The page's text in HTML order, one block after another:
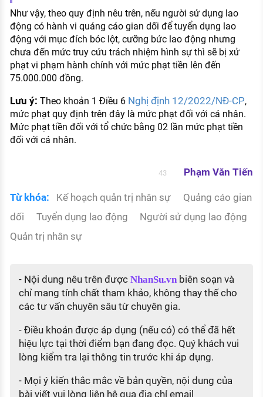
Như vậy, theo quy định nêu trên, nếu người sử dụng lao
động có hành vi quảng cáo gian dối để tuyển dụng lao
động với mục đích bóc lột, cưỡng bức lao động nhưng
chưa đến mức truy cứu trách nhiệm hình sự thì sẽ bị xử
phạt vi phạm hành chính với mức phạt tiền lên đến
75.000.000 đồng.
Lưu ý: Theo khoản 1 Điều 6 Nghị định 12/2022/NĐ-CP,
mức phạt quy định trên đây là mức phạt đối với cá nhân.
Mức phạt tiền đối với tổ chức bằng 02 lần mức phạt tiền
đối với cá nhân.
43 Phạm Văn Tiến
Từ khóa: Kế hoạch quản trị nhân sự
Quảng cáo gian
dối
Tuyển dụng lao động
Người sử dụng lao động
Quản trị nhân sự
- Nội dung nêu trên được NhanSu.vnbiên soạn và
chỉ mang tính chất tham khảo, không thay thế cho
các tư vấn chuyên sâu từ chuyên gia.
- Điều khoản được áp dụng (nếu có) có thể đã hết
hiệu lực tại thời điểm bạn đang đọc. Quý khách vui
lòng kiểm tra lại thông tin trước khi áp dụng.
- Mọi ý kiến thắc mắc về bản quyền, nội dung của
bài viết vui lòng liên hệ qua địa chỉ email